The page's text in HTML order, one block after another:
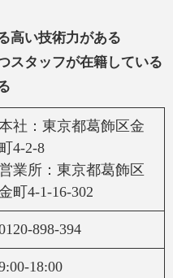
高い技術力がある
スタッフが在籍している
社：東京都葛飾区金
町4-2-8
業所：東京都葛飾区
町4-1-16-302
898-394
18:00